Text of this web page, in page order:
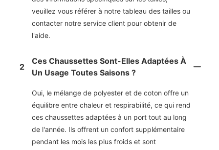
veuillez vous référer à notre tableau des tailles ou
contacter notre service client pour obtenir de
l'aide.
2
Ces Chaussettes Sont-Elles Adaptées À
Un Usage Toutes Saisons ?
Oui, le mélange de polyester et de coton offre un
équilibre entre chaleur et respirabilité, ce qui rend
ces chaussettes adaptées à un port tout au long
de l'année. Ils offrent un confort supplémentaire
pendant les mois les plus froids et sont